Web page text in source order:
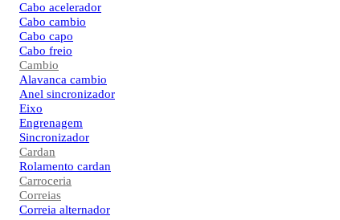
Cabo acelerador
Cabo cambio
Cabo capo
Cabo freio
Cambio
Alavanca cambio
Anel sincronizador
Eixo
Engrenagem
Sincronizador
Cardan
Rolamento cardan
Carroceria
Correias
Correia alternador